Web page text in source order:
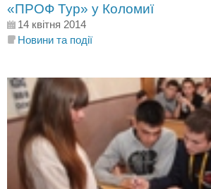
«ПРОФ Тур» у Коломиї
14 квітня 2014
Новини та події